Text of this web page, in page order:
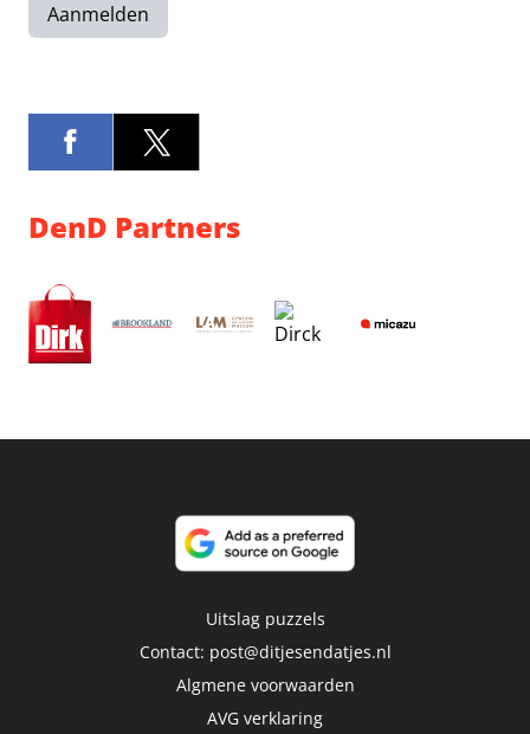
Aanmelden
DenD Partners
Uitslag puzzels
Contact: post@ditjesendatjes.nl
Algmene voorwaarden
AVG verklaring